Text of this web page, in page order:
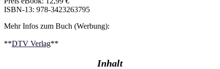
ISBN-13: 978-3423263795
Mehr Infos zum Buch (Werbung):
**DTV Verlag**
Inhalt